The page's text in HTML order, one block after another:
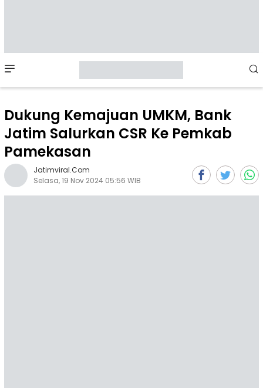
Menu
Dukung Kemajuan UMKM, Bank
Jatim Salurkan CSR Ke Pemkab
Pamekasan
Jatimviral.com
Selasa, 19 Nov 2024 05:56 WIB